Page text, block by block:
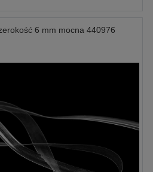
6 mm mocna 440976